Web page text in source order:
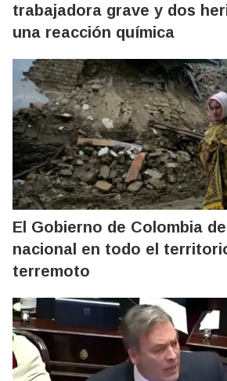
trabajadora grave y dos
una reacción química
El Gobierno de Colombia
nacional en todo el
terremoto